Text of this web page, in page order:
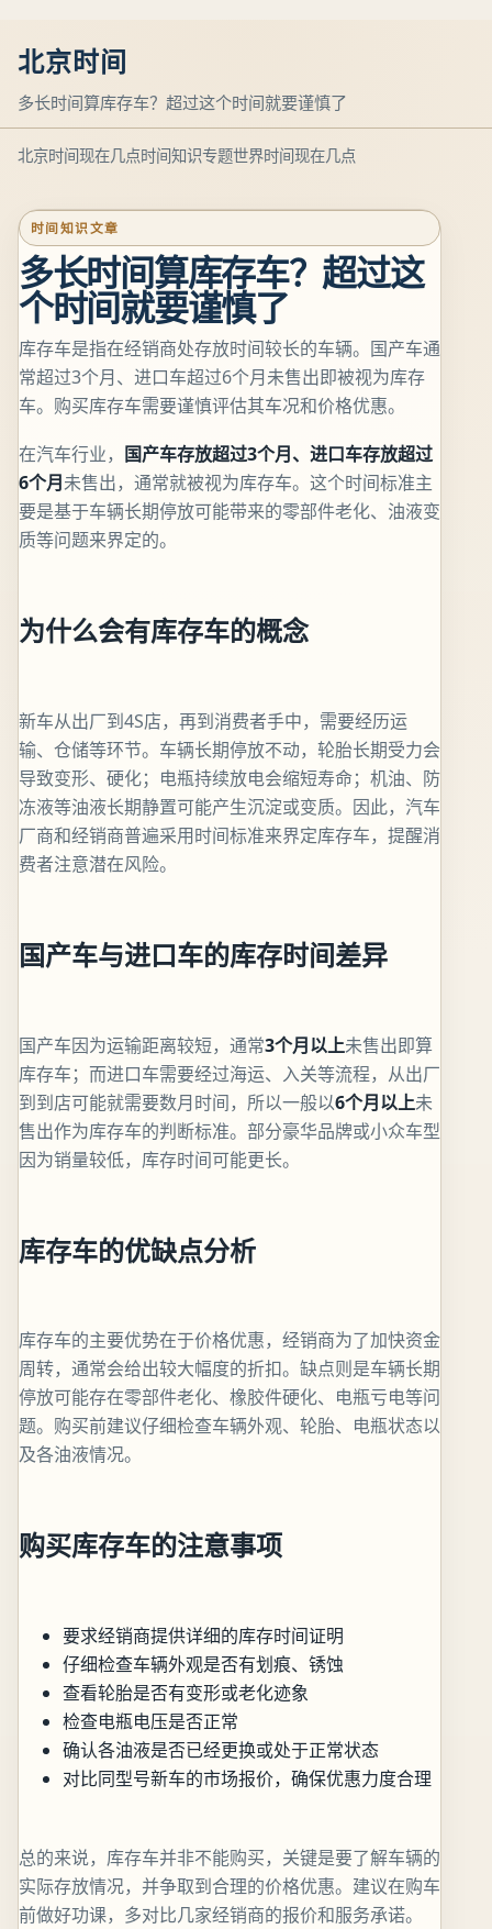
北京时间
多长时间算库存车？超过这个时间就要谨慎了
北京时间现在几点时间知识专题世界时间现在几点
时间知识文章
多长时间算库存车？超过这
个时间就要谨慎了
库存车是指在经销商处存放时间较长的车辆。国产车通
常超过3个月、进口车超过6个月未售出即被视为库存
车。购买库存车需要谨慎评估其车况和价格优惠。
在汽车行业， 国产车存放超过3个月、进口车存放超过
6个月未售出，通常就被视为库存车。这个时间标准主
要是基于车辆长期停放可能带来的零部件老化、油液变
质等问题来界定的。
为什么会有库存车的概念
新车从出厂到4S店，再到消费者手中，需要经历运
输、仓储等环节。车辆长期停放不动，轮胎长期受力会
导致变形、硬化；电瓶持续放电会缩短寿命；机油、防
冻液等油液长期静置可能产生沉淀或变质。因此，汽车
厂商和经销商普遍采用时间标准来界定库存车，提醒消
费者注意潜在风险。
国产车与进口车的库存时间差异
国产车因为运输距离较短，通常3个月以上未售出即算
库存车；而进口车需要经过海运、入关等流程，从出厂
到到店可能就需要数月时间，所以一般以6个月以上未
售出作为库存车的判断标准。部分豪华品牌或小众车型
因为销量较低，库存时间可能更长。
库存车的优缺点分析
库存车的主要优势在于价格优惠，经销商为了加快资金
周转，通常会给出较大幅度的折扣。缺点则是车辆长期
停放可能存在零部件老化、橡胶件硬化、电瓶亏电等问
题。购买前建议仔细检查车辆外观、轮胎、电瓶状态以
及各油液情况。
购买库存车的注意事项
要求经销商提供详细的库存时间证明
仔细检查车辆外观是否有划痕、锈蚀
查看轮胎是否有变形或老化迹象
检查电瓶电压是否正常
确认各油液是否已经更换或处于正常状态
对比同型号新车的市场报价，确保优惠力度合理
总的来说，库存车并非不能购买，关键是要了解车辆的
实际存放情况，并争取到合理的价格优惠。建议在购车
前做好功课，多对比几家经销商的报价和服务承诺。